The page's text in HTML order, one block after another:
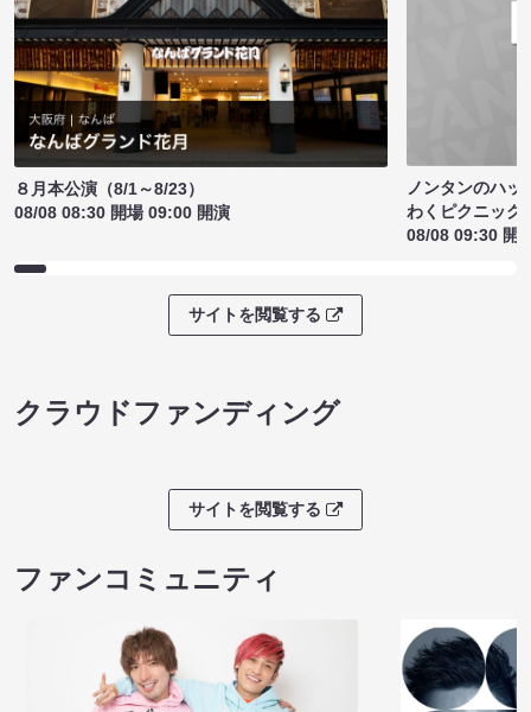
８月本公演（8/1～8/23）
08/08 08:30 開場 09:00 開演
ノンタンのハッ
わくピクニック
08/08 09:30 開
サイトを閲覧する
クラウドファンディング
サイトを閲覧する
ファンコミュニティ